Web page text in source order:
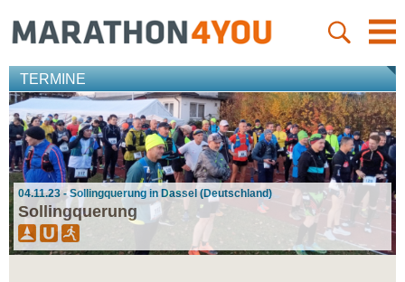
TERMINE
04.11.23 - Sollingquerung in Dassel (Deutschland)
Sollingquerung